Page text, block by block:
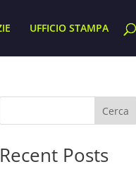
UFFICIO STAMPA
Cerca
Recent Posts